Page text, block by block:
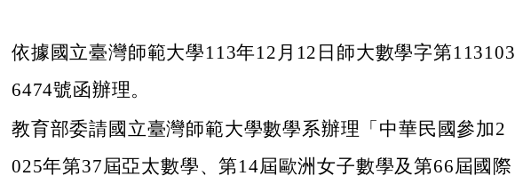
依據國立臺灣師範大學113年12月12日師大數學字第113103
6474號函辦理。
教育部委請國立臺灣師範大學數學系辦理「中華民國參加2
025年第37屆亞太數學、第14屆歐洲女子數學及第66屆國際